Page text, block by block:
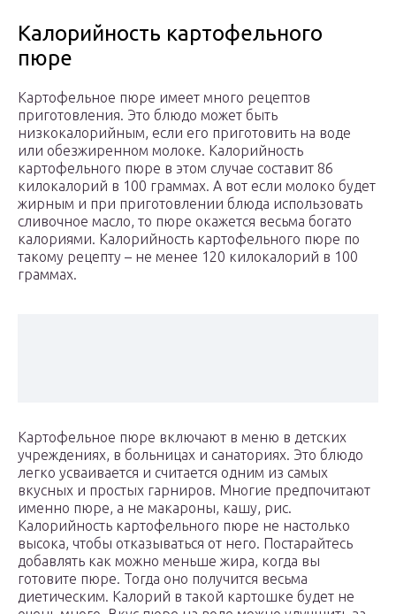
Калорийность картофельного
пюре
Картофельное пюре имеет много рецептов
приготовления. Это блюдо может быть
низкокалорийным, если его приготовить на воде
или обезжиренном молоке. Калорийность
картофельного пюре в этом случае составит 86
килокалорий в 100 граммах. А вот если молоко будет
жирным и при приготовлении блюда использовать
сливочное масло, то пюре окажется весьма богато
калориями. Калорийность картофельного пюре по
такому рецепту – не менее 120 килокалорий в 100
граммах.
Картофельное пюре включают в меню в детских
учреждениях, в больницах и санаториях. Это блюдо
легко усваивается и считается одним из самых
вкусных и простых гарниров. Многие предпочитают
именно пюре, а не макароны, кашу, рис.
Калорийность картофельного пюре не настолько
высока, чтобы отказываться от него. Постарайтесь
добавлять как можно меньше жира, когда вы
готовите пюре. Тогда оно получится весьма
диетическим. Калорий в такой картошке будет не